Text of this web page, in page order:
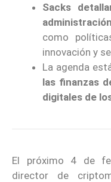
Sacks
como
innovación y
La agenda
las finanzas
digitales de
El próximo 4 de
director de